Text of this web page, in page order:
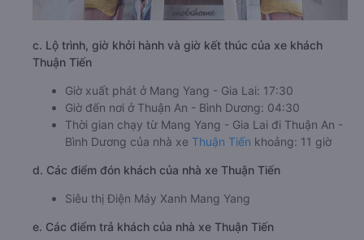
c. Lộ trình, giờ khởi hành và giờ kết thúc của xe khách
Thuận Tiến
Giờ xuất phát ở Mang Yang - Gia Lai: 17:30
Giờ đến nơi ở Thuận An - Bình Dương: 04:30
Thời gian chạy từ Mang Yang - Gia Lai đi Thuận An -
Bình Dương của nhà xe Thuận Tiến khoảng: 11 giờ
d. Các điểm đón khách của nhà xe Thuận Tiến
Siêu thị Điện Máy Xanh Mang Yang
e. Các điểm trả khách của nhà xe Thuận Tiến